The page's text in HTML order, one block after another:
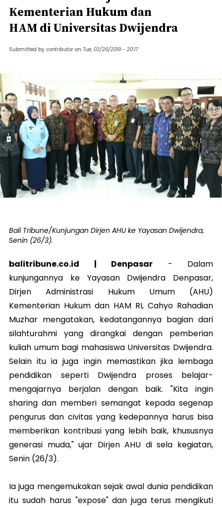
Kementerian Hukum dan
HAM di Universitas Dwijendra
Submitted by contributor on Tue, 03/26/2019 - 20:17
Bali Tribune/Kunjungan Dirjen AHU ke Yayasan Dwijendra,
Senin (26/3).
balitribune.co.id | Denpasar - Dalam
kunjungannya ke Yayasan Dwijendra Denpasar,
Dirjen Administrasi Hukum Umum (AHU)
Kementerian Hukum dan HAM RI, Cahyo Rahadian
Muzhar mengatakan, kedatangannya bagian dari
silahturahmi yang dirangkai dengan pemberian
kuliah umum bagi mahasiswa Universitas Dwijendra.
Selain itu ia juga ingin memastikan jika lembaga
pendidikan seperti Dwijendra proses belajar-
mengajarnya berjalan dengan baik. "Kita ingin
sharing dan memberi semangat kepada segenap
pengurus dan civitas yang kedepannya harus bisa
memberikan kontribusi yang lebih baik, khususnya
generasi muda," ujar Dirjen AHU di sela kegiatan,
Senin (26/3).
Ia juga mengemukakan sejak awal dunia pendidikan
itu sudah harus "expose" dan juga terus mengikuti